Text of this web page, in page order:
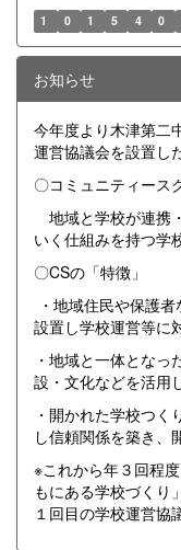
1 0 1 5 4 0
お知らせ
今年度より木津第二
運営協議会を設置し
〇コミュニティース
地域と学校が連携
いく仕組みを持つ学
〇CSの「特徴」
・地域住民や保護
設置し学校運営等に
・地域と一体とな
設・文化などを活用
・開かれた学校つ
し信頼関係を築き、
※これから年３回程
もにある学校づくり
１回目の学校運営協